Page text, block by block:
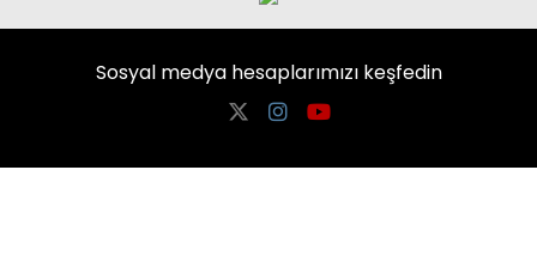
Sosyal medya hesaplarımızı keşfedin